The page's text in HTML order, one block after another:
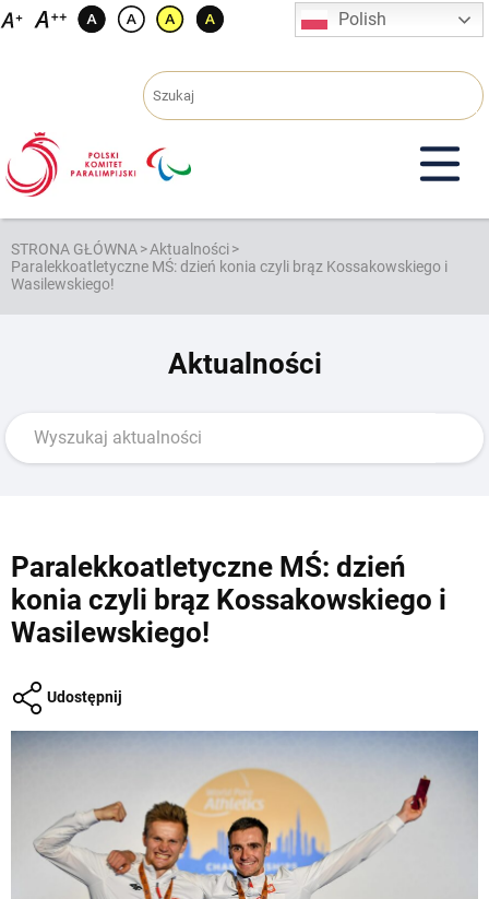
Przejdź
Polish
STRONA GŁÓWNA>Aktualności>
Paralekkoatletyczne MŚ: dzień konia czyli brąz Kossakowskiego i
Wasilewskiego!
Aktualności
Paralekkoatletyczne MŚ: dzień
konia czyli brąz Kossakowskiego i
Wasilewskiego!
Udostępnij